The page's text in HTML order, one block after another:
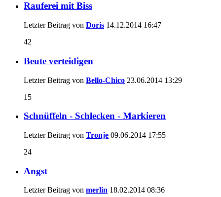
Rauferei mit Biss
Letzter Beitrag von Doris 14.12.2014 16:47
42
Beute verteidigen
Letzter Beitrag von Bello-Chico 23.06.2014 13:29
15
Schnüffeln - Schlecken - Markieren
Letzter Beitrag von Tronje 09.06.2014 17:55
24
Angst
Letzter Beitrag von merlin 18.02.2014 08:36